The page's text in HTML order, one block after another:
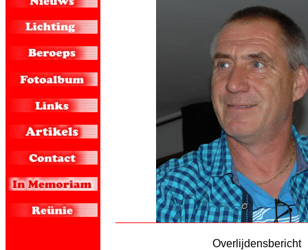
Overlijdensbericht